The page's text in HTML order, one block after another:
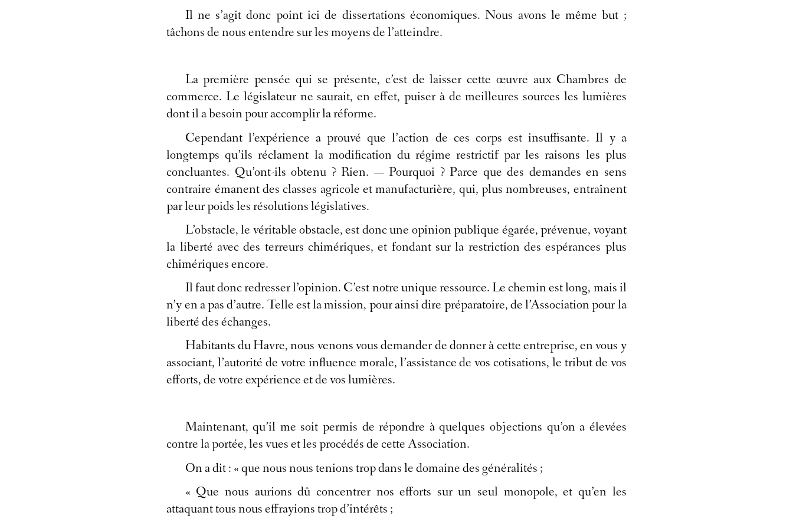
Il ne s’agit donc point ici de dissertations économiques. Nous avons le même but ;
tâchons de nous entendre sur les moyens de l’atteindre.
La première pensée qui se présente, c’est de laisser cette œuvre aux Chambres de
commerce. Le législateur ne saurait, en effet, puiser à de meilleures sources les lumières
dont il a besoin pour accomplir la réforme.
Cependant l’expérience a prouvé que l’action de ces corps est insuffisante. Il y a
longtemps qu’ils réclament la modification du régime restrictif par les raisons les plus
concluantes. Qu’ont-ils obtenu ? Rien. — Pourquoi ? Parce que des demandes en sens
contraire émanent des classes agricole et manufacturière, qui, plus nombreuses, entraînent
par leur poids les résolutions législatives.
L’obstacle, le véritable obstacle, est donc une opinion publique égarée, prévenue, voyant
la liberté avec des terreurs chimériques, et fondant sur la restriction des espérances plus
chimériques encore.
Il faut donc redresser l’opinion. C’est notre unique ressource. Le chemin est long, mais il
n’y en a pas d’autre. Telle est la mission, pour ainsi dire préparatoire, de l’Association pour la
liberté des échanges.
Habitants du Havre, nous venons vous demander de donner à cette entreprise, en vous y
associant, l’autorité de votre influence morale, l’assistance de vos cotisations, le tribut de vos
efforts, de votre expérience et de vos lumières.
Maintenant, qu’il me soit permis de répondre à quelques objections qu’on a élevées
contre la portée, les vues et les procédés de cette Association.
On a dit : « que nous nous tenions trop dans le domaine des généralités ;
« Que nous aurions dû concentrer nos efforts sur un seul monopole, et qu’en les
attaquant tous nous effrayions trop d’intérêts ;